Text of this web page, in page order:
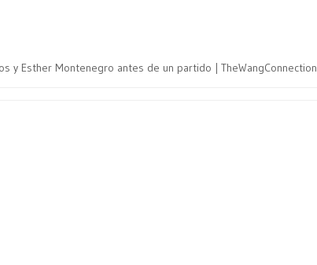
y Esther Montenegro antes de un partido | TheWangConnection